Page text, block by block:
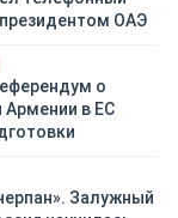
скидывает на
режима оружием,
продавать
снабженцам.
возникают
о возможном
американцев на
президентом ОАЭ
о
Армении в ЕС
Залужный